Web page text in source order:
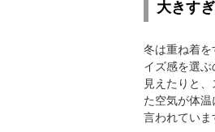
大きす
冬は重ね着
イズ感を選
見えたりと
た空気が体
言われていま